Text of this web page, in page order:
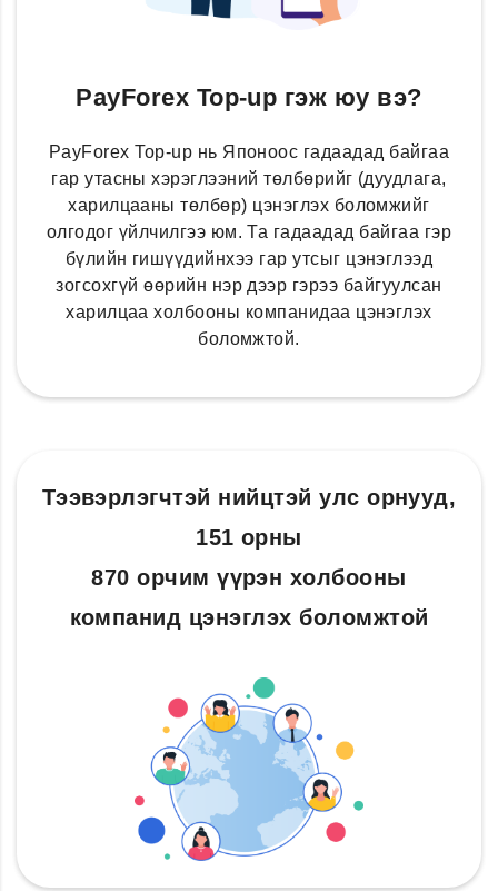
PayForex Top-up гэж юу вэ?
PayForex Top-up нь Японоос гадаадад байгаа
гар утасны хэрэглээний төлбөрийг (дуудлага,
харилцааны төлбөр) цэнэглэх боломжийг
олгодог үйлчилгээ юм. Та гадаадад байгаа гэр
бүлийн гишүүдийнхээ гар утсыг цэнэглээд
зогсохгүй өөрийн нэр дээр гэрээ байгуулсан
харилцаа холбооны компанидаа цэнэглэх
боломжтой.
Тээвэрлэгчтэй нийцтэй улс орнууд,
151 орны
870 орчим үүрэн холбооны
компанид цэнэглэх боломжтой